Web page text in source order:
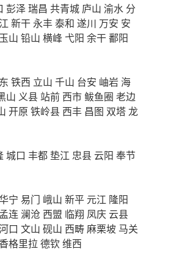
彭泽瑞昌 共青城 庐山 渝水 分
新干 永丰泰和 遂川 万安 安
玉山 铅山 横峰 弋阳 余干鄱阳
铁西 立山 千山 台安 岫岩 海
山 义县 站前 西市 鲅鱼圈 老边
开原 铁岭县 西丰 昌图 双塔龙
城口 丰都 垫江 忠县 云阳 奉节
宁 易门 峨山 新平 元江 隆阳
孟连 澜沧 西盟 临翔 凤庆 云县
口 文山 砚山 西畴麻栗坡 马关
香格里拉 德钦维西